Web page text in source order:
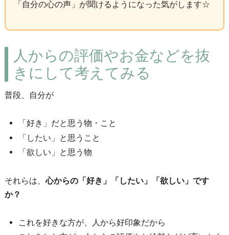
「自分の心の声」が聞けるようになった気がします☆
人からの評価やお金などを抜
きにして考えてみる
普段、自分が
「好き」だと思う物・こと
「したい」と思うこと
「欲しい」と思う物
それらは、心からの「好き」「したい」「欲しい」です
か？
これを好きな方が、人から好印象だから